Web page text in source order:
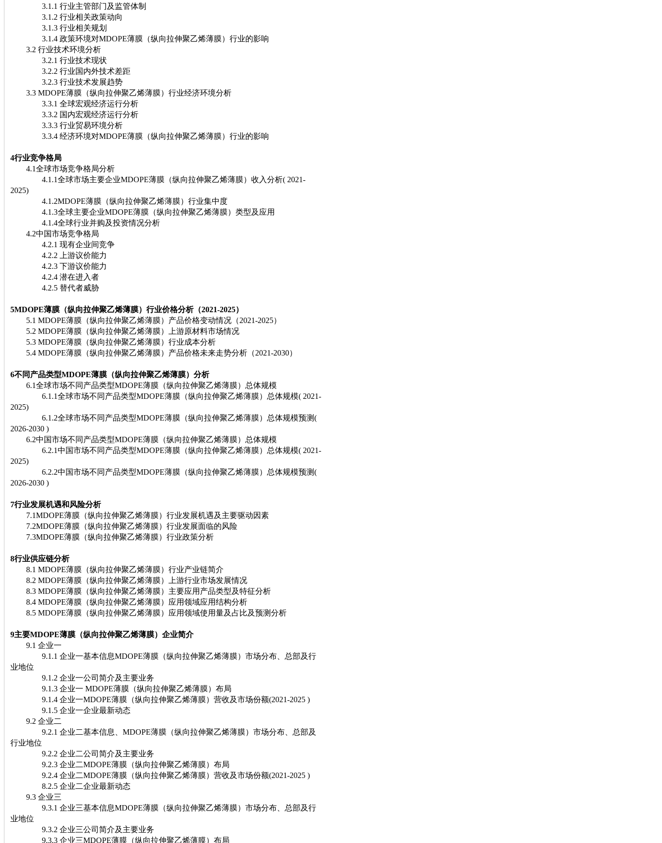
3.1.1 行业主管部门及监管体制
3.1.2 行业相关政策动向
3.1.3 行业相关规划
3.1.4 政策环境对MDOPE薄膜（纵向拉伸聚乙烯薄膜）行业的影响
3.2 行业技术环境分析
3.2.1 行业技术现状
3.2.2 行业国内外技术差距
3.2.3 行业技术发展趋势
3.3 MDOPE薄膜（纵向拉伸聚乙烯薄膜）行业经济环境分析
3.3.1 全球宏观经济运行分析
3.3.2 国内宏观经济运行分析
3.3.3 行业贸易环境分析
3.3.4 经济环境对MDOPE薄膜（纵向拉伸聚乙烯薄膜）行业的影响
4行业竞争格局
4.1全球市场竞争格局分析
4.1.1全球市场主要企业MDOPE薄膜（纵向拉伸聚乙烯薄膜）收入分析( 2021-
2025)
4.1.2MDOPE薄膜（纵向拉伸聚乙烯薄膜）行业集中度
4.1.3全球主要企业MDOPE薄膜（纵向拉伸聚乙烯薄膜）类型及应用
4.1.4全球行业并购及投资情况分析
4.2中国市场竞争格局
4.2.1 现有企业间竞争
4.2.2 上游议价能力
4.2.3 下游议价能力
4.2.4 潜在进入者
4.2.5 替代者威胁
5MDOPE薄膜（纵向拉伸聚乙烯薄膜）行业价格分析（2021-2025）
5.1 MDOPE薄膜（纵向拉伸聚乙烯薄膜）产品价格变动情况（2021-2025）
5.2 MDOPE薄膜（纵向拉伸聚乙烯薄膜）上游原材料市场情况
5.3 MDOPE薄膜（纵向拉伸聚乙烯薄膜）行业成本分析
5.4 MDOPE薄膜（纵向拉伸聚乙烯薄膜）产品价格未来走势分析（2021-2030）
6不同产品类型MDOPE薄膜（纵向拉伸聚乙烯薄膜）分析
6.1全球市场不同产品类型MDOPE薄膜（纵向拉伸聚乙烯薄膜）总体规模
6.1.1全球市场不同产品类型MDOPE薄膜（纵向拉伸聚乙烯薄膜）总体规模( 2021-
2025)
6.1.2全球市场不同产品类型MDOPE薄膜（纵向拉伸聚乙烯薄膜）总体规模预测(
2026-2030 )
6.2中国市场不同产品类型MDOPE薄膜（纵向拉伸聚乙烯薄膜）总体规模
6.2.1中国市场不同产品类型MDOPE薄膜（纵向拉伸聚乙烯薄膜）总体规模( 2021-
2025)
6.2.2中国市场不同产品类型MDOPE薄膜（纵向拉伸聚乙烯薄膜）总体规模预测(
2026-2030 )
7行业发展机遇和风险分析
7.1MDOPE薄膜（纵向拉伸聚乙烯薄膜）行业发展机遇及主要驱动因素
7.2MDOPE薄膜（纵向拉伸聚乙烯薄膜）行业发展面临的风险
7.3MDOPE薄膜（纵向拉伸聚乙烯薄膜）行业政策分析
8行业供应链分析
8.1 MDOPE薄膜（纵向拉伸聚乙烯薄膜）行业产业链简介
8.2 MDOPE薄膜（纵向拉伸聚乙烯薄膜）上游行业市场发展情况
8.3 MDOPE薄膜（纵向拉伸聚乙烯薄膜）主要应用产品类型及特征分析
8.4 MDOPE薄膜（纵向拉伸聚乙烯薄膜）应用领域应用结构分析
8.5 MDOPE薄膜（纵向拉伸聚乙烯薄膜）应用领域使用量及占比及预测分析
9主要MDOPE薄膜（纵向拉伸聚乙烯薄膜）企业简介
9.1 企业一
9.1.1 企业一基本信息MDOPE薄膜（纵向拉伸聚乙烯薄膜）市场分布、总部及行
业地位
9.1.2 企业一公司简介及主要业务
9.1.3 企业一 MDOPE薄膜（纵向拉伸聚乙烯薄膜）布局
9.1.4 企业一MDOPE薄膜（纵向拉伸聚乙烯薄膜）营收及市场份额(2021-2025 )
9.1.5 企业一企业最新动态
9.2 企业二
9.2.1 企业二基本信息、MDOPE薄膜（纵向拉伸聚乙烯薄膜）市场分布、总部及
行业地位
9.2.2 企业二公司简介及主要业务
9.2.3 企业二MDOPE薄膜（纵向拉伸聚乙烯薄膜）布局
9.2.4 企业二MDOPE薄膜（纵向拉伸聚乙烯薄膜）营收及市场份额(2021-2025 )
8.2.5 企业二企业最新动态
9.3 企业三
9.3.1 企业三基本信息MDOPE薄膜（纵向拉伸聚乙烯薄膜）市场分布、总部及行
业地位
9.3.2 企业三公司简介及主要业务
9.3.3 企业三MDOPE薄膜（纵向拉伸聚乙烯薄膜）布局